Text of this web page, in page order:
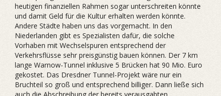
heutigen finanziellen Rahmen sogar unterschreiten könnte
und damit Geld für die Kultur erhalten werden könnte.
Andere Städte haben uns das vorgemacht. In den
Niederlanden gibt es Spezialisten dafür, die solche
Vorhaben mit Wechselspuren entsprechend der
Verkehrsflüsse sehr preisgünstig bauen können. Der 7 km
lange Warnow-Tunnel inklusive 5 Brücken hat 90 Mio. Euro
gekostet. Das Dresdner Tunnel-Projekt wäre nur ein
Bruchteil so groß und entsprechend billiger. Dann ließe sich